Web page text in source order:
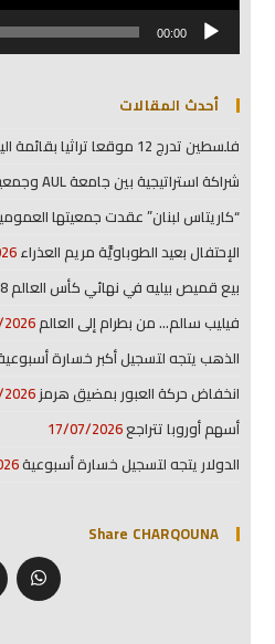
00:00
أحدث المقالات
فلسطين تدرج 12 موقعا تراثيا بقائمة اليونسكو التمهيدية
شراكة استراتيجية بين جامعة AUL وجمعية “بيروتيات”
“كاريتاس لبنان” عقدت جمعيتها
الإحتفال بعيد الطوباويَّة مريم العذراء
بيع قميص بيليه في نهائي كأس العالم 1958
فيليب سالم… من بطرام إلى العالم
الذهب يتجه لتسجيل أكبر خسارة
انخفاض حركة العبور بمضيق هرمز
أسهم أوروبا تتراجع17/07/2026
الدولار يتجه لتسجيل خسارة أسبوعية
Share CHARQOUNA